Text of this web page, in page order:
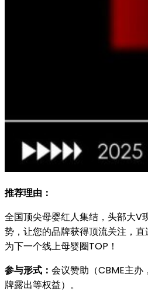
推荐理由：
全国顶尖母婴红人集结，头部大V
势，让您的品牌获得顶流关注，
为下一个线上母婴圈TOP！
参与形式： 会议赞助（CBME主办
牌露出等权益）。